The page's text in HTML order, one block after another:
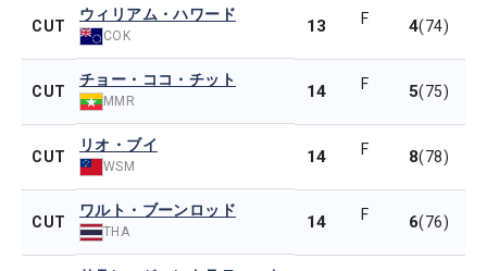
CUT
ウィリアム・ハワード
COK 13 F 4(74)
CUT
チョー・ココ・チット
MMR 14 F 5(75)
CUT
リオ・ブイ
WSM 14 F 8(78)
CUT
ワルト・ブーンロッド
THA 14 F 6(76)